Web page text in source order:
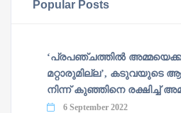
Popular Posts
‘പ്രപഞ്ചത്തില്‍
മറ്റാരുമില്ല’, കടുവയുടെ
നിന്ന് കുഞ്ഞിനെ രക്ഷിച്ച്
6 September 2022